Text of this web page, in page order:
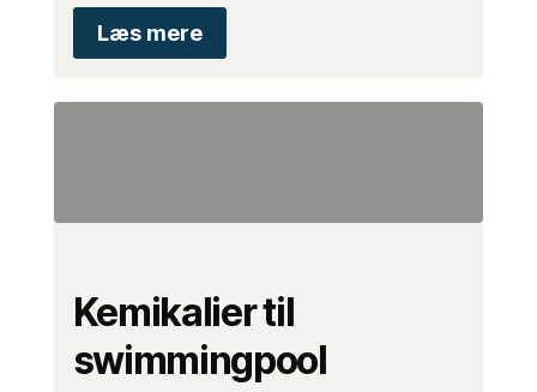
Læs mere
Kemikalier til
swimmingpool